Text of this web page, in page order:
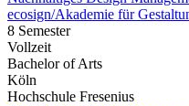
ecosign/Akademie für
8 Semester
Vollzeit
Bachelor of Arts
Köln
Hochschule Fresenius